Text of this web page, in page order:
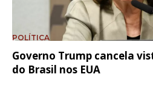
POLÍTICA
Governo Trump cancela
do Brasil nos EUA